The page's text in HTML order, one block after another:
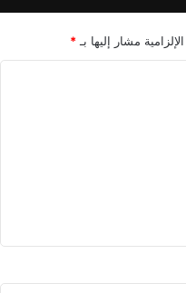
مشار إليها بـ *